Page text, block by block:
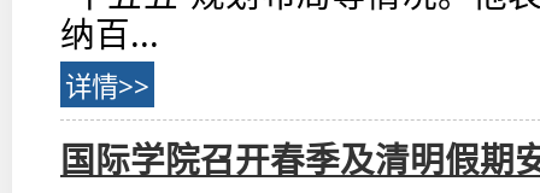
纳百...
详情>>
国际学院召开春季及清明假期